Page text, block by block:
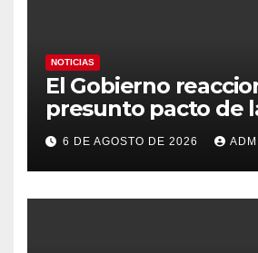
NOTICIAS
El Gobierno
presunto pacto de
con Marruecos para
final del Mundial
«Tiene que ser en
6 DE AGOSTO DE 2026